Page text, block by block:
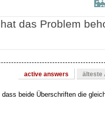
das Problem
active answers älteste
dass beide Überschriften die